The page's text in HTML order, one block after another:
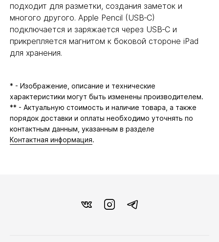
подходит для разметки, создания заметок и
многого другого. Apple Pencil (USB‑C)
подключается и заряжается через USB‑C и
прикрепляется магнитом к боковой стороне iPad
для хранения.
* - Изображение, описание и технические
характеристики могут быть изменены производителем.
** - Актуальную стоимость и наличие товара, а также
порядок доставки и оплаты необходимо уточнять по
контактным данным, указанным в разделе
Контактная информация.